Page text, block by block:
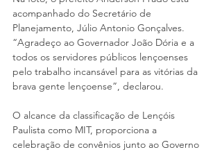
acompanhado do Secretário de
Planejamento, Júlio Antonio Gonçalves.
“Agradeço ao Governador João Dória e a
todos os servidores públicos lençoenses
pelo trabalho incansável para as vitórias da
brava gente lençoense”, declarou.
O alcance da classificação de Lençóis
Paulista como MIT, proporciona a
celebração de convênios junto ao Governo